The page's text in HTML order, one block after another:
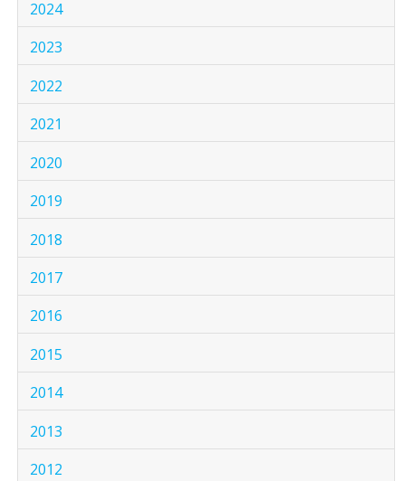
2024
2023
2022
2021
2020
2019
2018
2017
2016
2015
2014
2013
2012